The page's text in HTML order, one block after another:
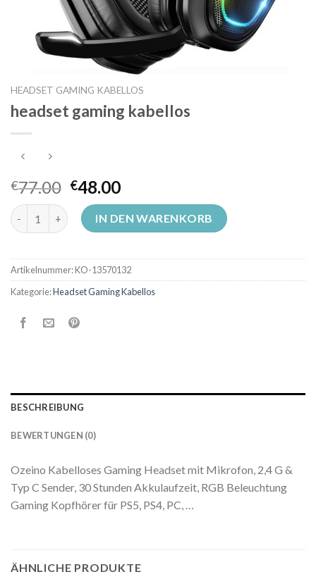
HEADSET GAMING KABELLOS
headset gaming kabellos
€77.00 €48.00
headset gaming kabellos Menge
IN DEN WARENKORB
Artikelnummer:KO-13570132
Kategorie:Headset Gaming Kabellos
BESCHREIBUNG
BEWERTUNGEN (0)
Ozeino Kabelloses Gaming Headset mit Mikrofon, 2,4 G &
Typ C Sender, 30 Stunden Akkulaufzeit, RGB Beleuchtung
Gaming Kopfhörer für PS5, PS4, PC, …
ÄHNLICHE PRODUKTE